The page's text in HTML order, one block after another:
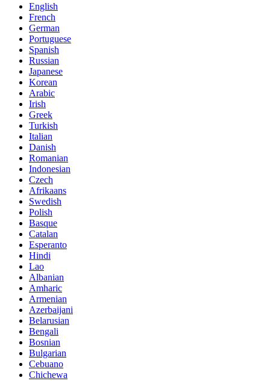
English
French
German
Portuguese
Spanish
Russian
Japanese
Korean
Arabic
Irish
Greek
Turkish
Italian
Danish
Romanian
Indonesian
Czech
Afrikaans
Swedish
Polish
Basque
Catalan
Esperanto
Hindi
Lao
Albanian
Amharic
Armenian
Azerbaijani
Belarusian
Bengali
Bosnian
Bulgarian
Cebuano
Chichewa